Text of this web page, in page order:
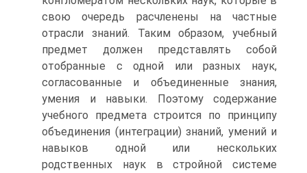
свою очередь расчленены на частные
отрасли знаний. Таким образом, учебный
предмет должен представлять собой
отобранные с одной или разных наук,
согласованные и объединенные знания,
умения и навыки. Поэтому содержание
учебного предмета строится по принципу
объединения (интеграции) знаний, умений и
навыков одной или нескольких
родственных наук в стройной системе